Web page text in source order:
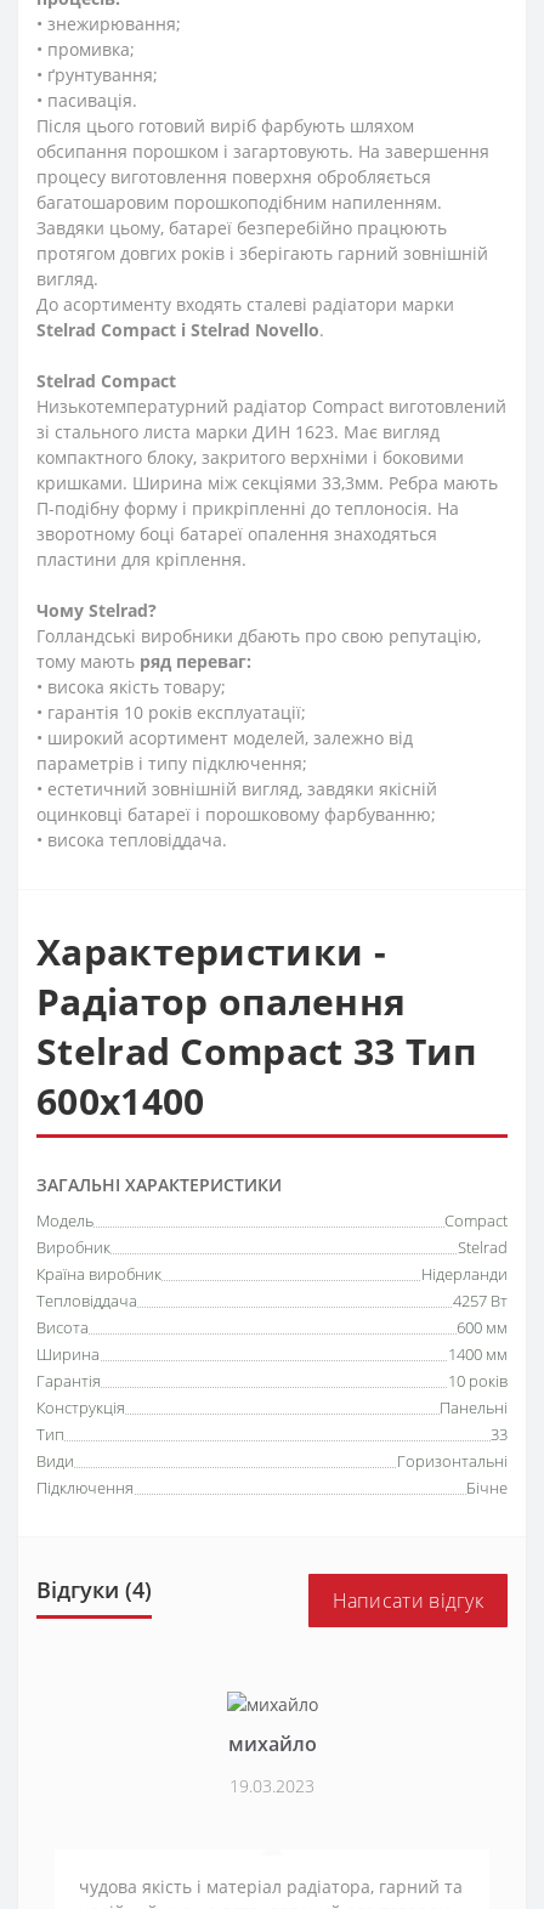
• знежирювання;
• промивка;
• ґрунтування;
• пасивація.
Після цього готовий виріб фарбують шляхом
обсипання порошком і загартовують. На завершення
процесу виготовлення поверхня обробляється
багатошаровим порошкоподібним напиленням.
Завдяки цьому, батареї безперебійно працюють
протягом довгих років і зберігають гарний зовнішній
вигляд.
До асортименту входять сталеві радіатори марки
Stelrad Compact i Stelrad Novello.
Stelrad Compact
Низькотемпературний радіатор Compact виготовлений
зі стального листа марки ДИН 1623. Має вигляд
компактного блоку, закритого верхніми і боковими
кришками. Ширина між секціями 33,3мм. Ребра мають
П-подібну форму і прикріпленні до теплоносія. На
зворотному боці батареї опалення знаходяться
пластини для кріплення.
Чому Stelrad?
Голландські виробники дбають про свою репутацію,
тому мають ряд переваг:
• висока якість товару;
• гарантія 10 років експлуатації;
• широкий асортимент моделей, залежно від
параметрів і типу підключення;
• естетичний зовнішній вигляд, завдяки якісній
оцинковці батареї і порошковому фарбуванню;
• висока тепловіддача.
Характеристики -
Радіатор опалення
Stelrad Compact 33 Тип
600х1400
ЗАГАЛЬНІ ХАРАКТЕРИСТИКИ
Модель
Compact
Виробник
Stelrad
Країна виробник
Нідерланди
Тепловіддача
4257 Вт
Висота
600 мм
Ширина
1400 мм
Гарантія
10 років
Конструкція
Панельні
Тип
33
Види
Горизонтальні
Підключення
Бічне
Відгуки (4) Написати відгук
михайло
19.03.2023
чудова якість і матеріал радіатора, гарний та